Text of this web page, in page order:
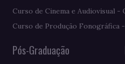
Curso de Cinema e Audiovisual -
Curso de Produção Fonográfica
Pós-Graduação